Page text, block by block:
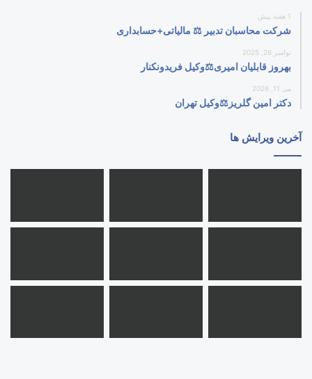
1 هفته پیش
شرکت محاسبان تدبیر ⚖️ مالیاتی+حسابداری
نوامبر 26, 2025
بهروز قابلیان امیری⚖️وکیل فریدونکنار
می 11, 2026
دکتر امین گلریز⚖️وکیل تهران
آخرین ویرایش ها